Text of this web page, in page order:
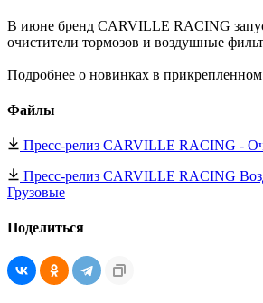
В июне бренд CARVILLE RACING
очистители тормозов и воздушные
Подробнее о новинках в прикрепленном
Файлы
Пресс-релиз CARVILLE RACING -
Пресс-релиз CARVILLE RACING
Грузовые
Поделиться